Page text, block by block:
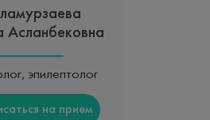
Асланбековна
эпилептолог
на прием